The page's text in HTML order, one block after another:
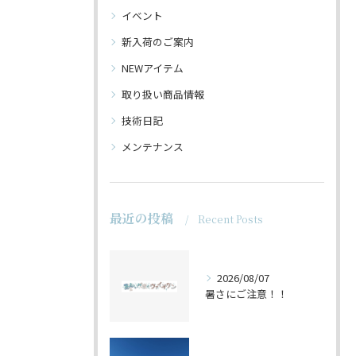
イベント
新入荷のご案内
NEWアイテム
取り扱い商品情報
技術日記
メンテナンス
最近の投稿 Recent Posts
2026/08/07
暑さにご注意！！